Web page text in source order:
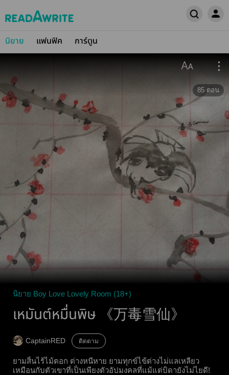
นิยาย แฟนฟิค การ์ตูน
85 ตอน
นิยาย Boy Love Lovely Room (18+)
เหมันต์หมื่นพิษ 《万毒雪仙》
CaptainRED ติดตาม
ยามสิ้นไร้ไม้ตอก ต่างหนีหาย ยามทุกข์ไข้ต่างไม่แลเหลียว
เหมือนกับตัวเขาที่เป็นเพียงตัวอัปมงคลที่แม้แต่บิดายังไม่ไยดี!